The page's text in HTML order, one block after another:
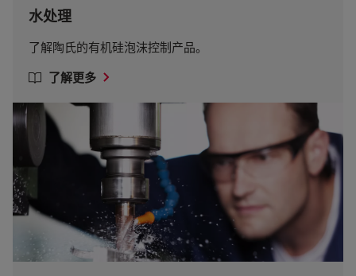
水处理
了解陶氏的有机硅泡沫控制产品。
了解更多